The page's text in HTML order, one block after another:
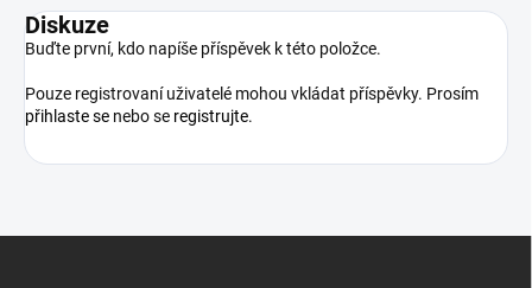
Diskuze
Buďte první, kdo napíše příspěvek k této položce.
Pouze registrovaní uživatelé mohou vkládat příspěvky. Prosím
přihlaste se nebo se registrujte.